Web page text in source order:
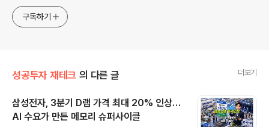
구독하기
성공투자 재테크 의 다른 글 더보기
삼성전자, 3분기 D램 가격 최대 20% 인상…
AI 수요가 만든 메모리 슈퍼사이클